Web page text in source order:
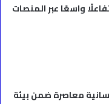
واسعًا عبر المنصات
معاصرة ضمن بيئة